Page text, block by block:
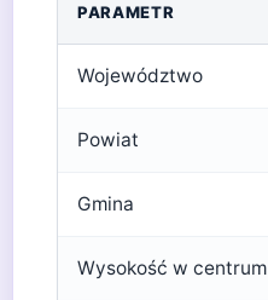
PARAMETR
Województwo
Powiat
Gmina
Wysokość w centrum